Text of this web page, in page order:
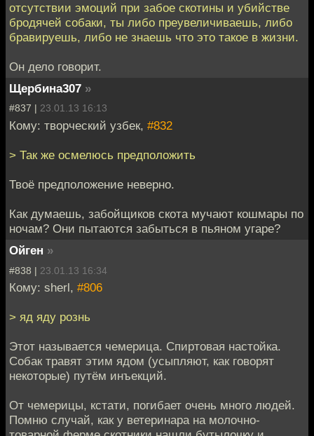
отсутствии эмоций при забое скотины и убийстве
бродячей собаки, ты либо преувеличиваешь, либо
бравируешь, либо не знаешь что это такое в жизни.
Он дело говорит.
Щербина307 »
#837 | 23.01.13 16:13
Кому: творческий узбек, #832
> Так же осмелюсь предположить
Твоё предположение неверно.
Как думаешь, забойщиков скота мучают кошмары по
ночам? Они пытаются забыться в пьяном угаре?
Ойген »
#838 | 23.01.13 16:34
Кому: sherl, #806
> яд яду рознь
Этот называется чемерица. Спиртовая настойка.
Собак травят этим ядом (усыпляют, как говорят
некоторые) путём инъекций.
От чемерицы, кстати, погибает очень много людей.
Помню случай, как у ветеринара на молочно-